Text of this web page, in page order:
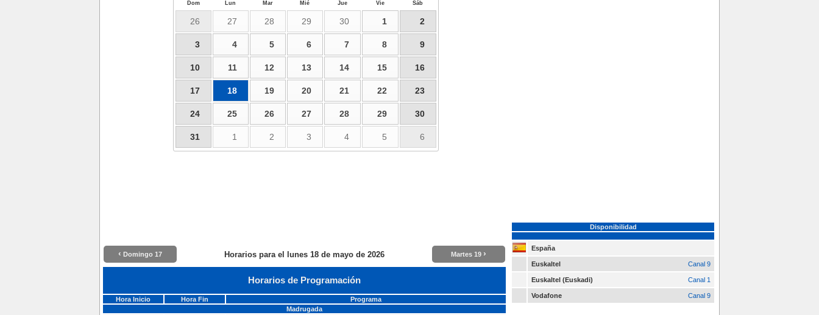
Dom Lun Mar Mié Jue Vie Sáb
26 27 28 29 30 1 2
3 4 5 6 7 8 9
10 11 12 13 14 15 16
17 18 19 20 21 22 23
24 25 26 27 28 29 30
31 1 2 3 4 5 6
‹ Domingo 17 Horarios para el lunes 18 de mayo de 2026 Martes 19 ›
Horarios de Programación
Hora Inicio Hora Fin
Programa
Madrugada
Disponibilidad
España
Euskaltel Canal 9
Euskaltel (Euskadi) Canal 1
Vodafone Canal 9